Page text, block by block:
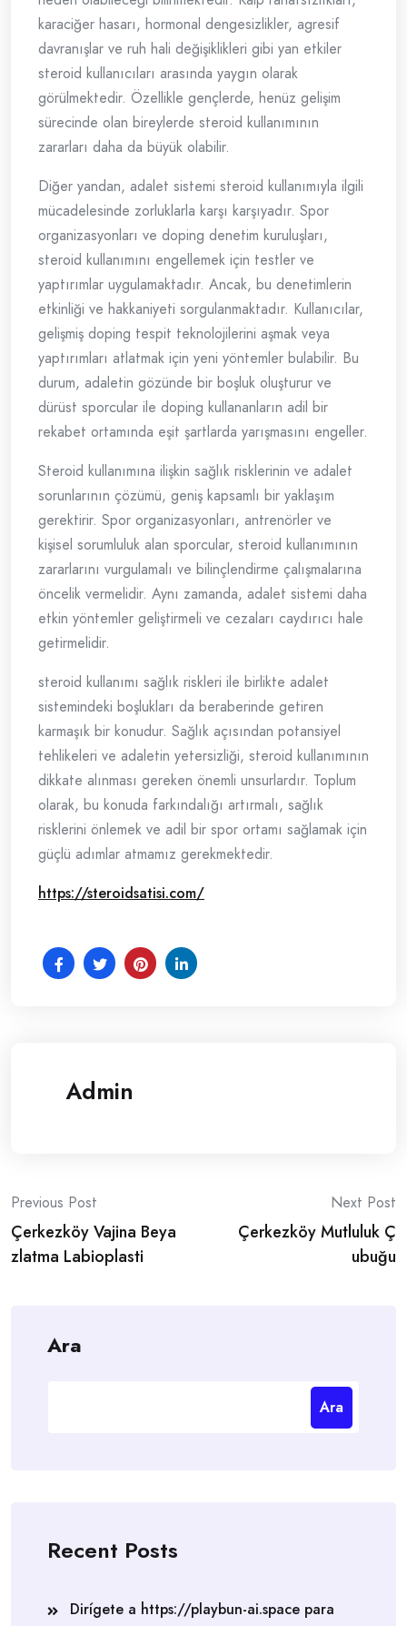
karaciğer hasarı, hormonal dengesizlikler, agresif
davranışlar ve ruh hali değişiklikleri gibi yan etkiler
steroid kullanıcıları arasında yaygın olarak
görülmektedir. Özellikle gençlerde, henüz gelişim
sürecinde olan bireylerde steroid kullanımının
zararları daha da büyük olabilir.
Diğer yandan, adalet sistemi steroid kullanımıyla ilgili
mücadelesinde zorluklarla karşı karşıyadır. Spor
organizasyonları ve doping denetim kuruluşları,
steroid kullanımını engellemek için testler ve
yaptırımlar uygulamaktadır. Ancak, bu denetimlerin
etkinliği ve hakkaniyeti sorgulanmaktadır. Kullanıcılar,
gelişmiş doping tespit teknolojilerini aşmak veya
yaptırımları atlatmak için yeni yöntemler bulabilir. Bu
durum, adaletin gözünde bir boşluk oluşturur ve
dürüst sporcular ile doping kullananların adil bir
rekabet ortamında eşit şartlarda yarışmasını engeller.
Steroid kullanımına ilişkin sağlık risklerinin ve adalet
sorunlarının çözümü, geniş kapsamlı bir yaklaşım
gerektirir. Spor organizasyonları, antrenörler ve
kişisel sorumluluk alan sporcular, steroid kullanımının
zararlarını vurgulamalı ve bilinçlendirme çalışmalarına
öncelik vermelidir. Aynı zamanda, adalet sistemi daha
etkin yöntemler geliştirmeli ve cezaları caydırıcı hale
getirmelidir.
steroid kullanımı sağlık riskleri ile birlikte adalet
sistemindeki boşlukları da beraberinde getiren
karmaşık bir konudur. Sağlık açısından potansiyel
tehlikeleri ve adaletin yetersizliği, steroid kullanımının
dikkate alınması gereken önemli unsurlardır. Toplum
olarak, bu konuda farkındalığı artırmalı, sağlık
risklerini önlemek ve adil bir spor ortamı sağlamak için
güçlü adımlar atmamız gerekmektedir.
https://steroidsatisi.com/
Admin
Post
navigation
Previous Post
Çerkezköy Vajina Beya
zlatma Labioplasti
Next Post
Çerkezköy Mutluluk Ç
ubuğu
Ara
Ara
Recent Posts
Dirígete a https://playbun-ai.space para